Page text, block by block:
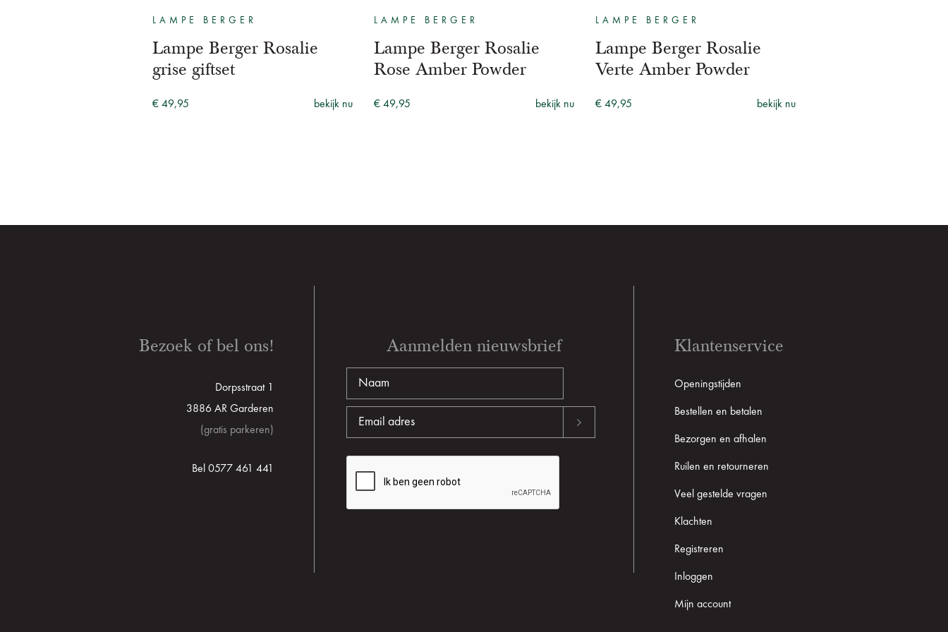
LAMPE BERGER
Lampe Berger Rosalie
grise giftset
€ 49,95 bekijk nu
LAMPE BERGER
Lampe Berger Rosalie
Rose Amber Powder
€ 49,95 bekijk nu
LAMPE BERGER
Lampe Berger Rosalie
Verte Amber Powder
€ 49,95 bekijk nu
Aanmelden nieuwsbrief
Bezoek of bel ons!
Dorpsstraat 1
3886 AR Garderen
(gratis parkeren)
Bel 0577 461 441
Klantenservice
Openingstijden
Bestellen en betalen
Bezorgen en afhalen
Ruilen en retourneren
Veel gestelde vragen
Klachten
Registreren
Inloggen
Mijn account